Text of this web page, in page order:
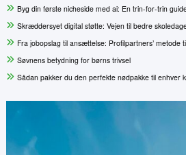
Byg din første nicheside med ai: En trin-for-trin
Skræddersyet digital støtte: Vejen til bedre
Fra jobopslag til ansættelse: Profilpartners’ metode
Søvnens betydning for børns trivsel
Sådan pakker du den perfekte nødpakke til enhver